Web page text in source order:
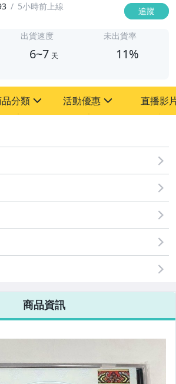
5小時前上線 追蹤
出貨速度
6~7 天
未出貨率
11%
分類 活動優惠 直播影
商品資訊